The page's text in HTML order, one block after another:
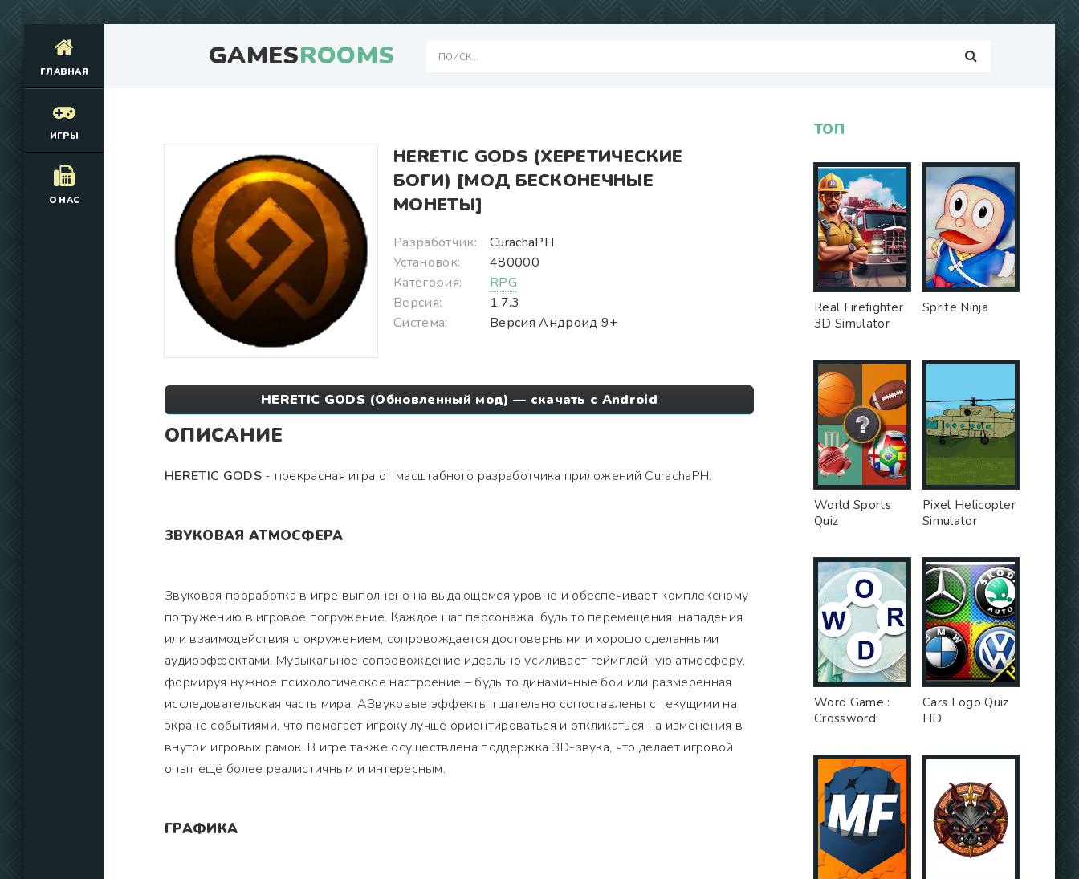
GAMESROOMS
ГЛАВНАЯ
ИГРЫ
О НАС
HERETIC GODS (ХЕРЕТИЧЕСКИЕ
БОГИ) [МОД БЕСКОНЕЧНЫЕ
МОНЕТЫ]
Разработчик:
CurachaPH
Установок:
480000
Категория:
RPG
Версия:
1.7.3
Система:
Версия Андроид 9+
HERETIC GODS (Обновленный мод) — скачать с Android
ОПИСАНИЕ
HERETIC GODS- прекрасная игра от масштабного разработчика приложений CurachaPH.
ЗВУКОВАЯ АТМОСФЕРА
Звуковая проработка в игре выполнено на выдающемся уровне и обеспечивает комплексному
погружению в игровое погружение. Каждое шаг персонажа, будь то перемещения, нападения
или взаимодействия с окружением, сопровождается достоверными и хорошо сделанными
аудиоэффектами. Музыкальное сопровождение идеально усиливает геймплейную атмосферу,
формируя нужное психологическое настроение – будь то динамичные бои или размеренная
исследовательская часть мира. АЗвуковые эффекты тщательно сопоставлены с текущими на
экране событиями, что помогает игроку лучше ориентироваться и откликаться на изменения в
внутри игровых рамок. В игре также осуществлена поддержка 3D-звука, что делает игровой
опыт ещё более реалистичным и интересным.
ГРАФИКА
ТОП
Real Firefighter
3D Simulator
Sprite Ninja
World Sports
Quiz
Pixel Helicopter
Simulator
Word Game :
Crossword
Cars Logo Quiz
HD